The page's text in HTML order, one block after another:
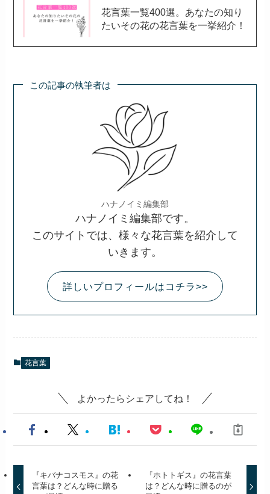
花言葉一覧400選。あなたの知り
たいその花の花言葉を一挙紹介！
この記事の執筆者は
ハナノイミ編集部
ハナノイミ編集部です。
このサイトでは、様々な花言葉を紹介して
いきます。
詳しいプロフィールはコチラ>>
花言葉
よかったらシェアしてね！
『キバナコスモス』の花
言葉は？どんな時に贈る
『ホトトギス』の花言葉
は？どんな時に贈るのが